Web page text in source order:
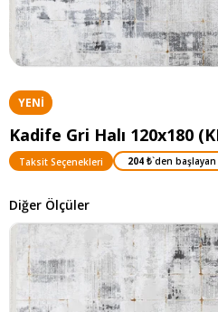
YENI
ÜRÜN
Kadife Gri Halı 120x180
Taksit Seçenekleri 204 ₺`den
Diğer Ölçüler